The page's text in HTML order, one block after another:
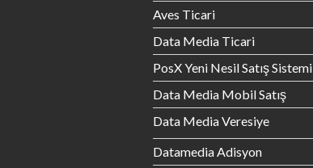
Aves Ticari
Data Media Ticari
PosX Yeni Nesil Satış Sistemi
Data Media Mobil Satış
Data Media Veresiye
Datamedia Adisyon